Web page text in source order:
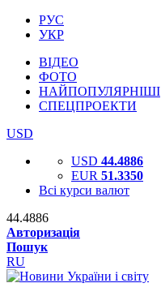
РУС
УКР
ВІДЕО
ФОТО
НАЙПОПУЛЯРНІШІ
СПЕЦПРОЕКТИ
USD
USD 44.4886
EUR 51.3350
Всі курси валют
44.4886
Авторизація
Пошук
RU